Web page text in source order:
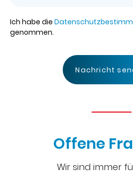
Ich habe die
genommen.
Nachricht
Offene
Wir sind immer